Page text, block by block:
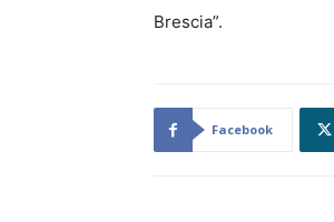
Brescia”.
Facebook